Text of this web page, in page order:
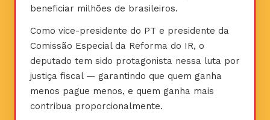
beneficiar milhões de brasileiros.
Como vice-presidente do PT e presidente da
Comissão Especial da Reforma do IR, o
deputado tem sido protagonista nessa luta por
justiça fiscal — garantindo que quem ganha
menos pague menos, e quem ganha mais
contribua proporcionalmente.